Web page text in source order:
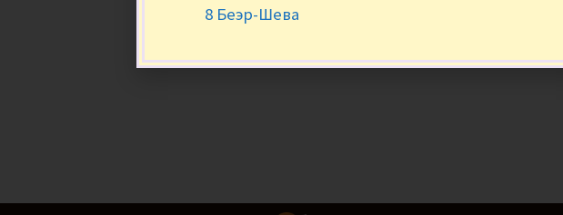
8 Беэр-Шева